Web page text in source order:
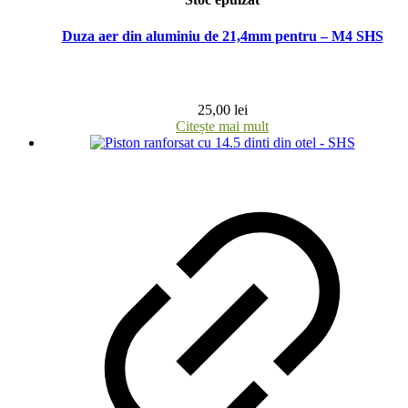
Duza aer din aluminiu de 21,4mm pentru – M4 SHS
25,00 lei
Citește mai mult